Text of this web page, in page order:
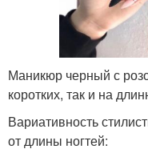
Маникюр черный с
коротких, так и на
Вариативность
от длины ногтей: